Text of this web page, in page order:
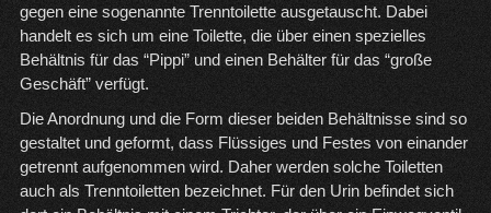
gegen eine sogenannte Trenntoilette ausgetauscht. Dabei
handelt es sich um eine Toilette, die über einen spezielles
Behältnis für das “Pippi” und einen Behälter für das “große
Geschäft” verfügt.
Die Anordnung und die Form dieser beiden Behältnisse sind so
gestaltet und geformt, dass Flüssiges und Festes von einander
getrennt aufgenommen wird. Daher werden solche Toiletten
auch als Trenntoiletten bezeichnet. Für den Urin befindet sich